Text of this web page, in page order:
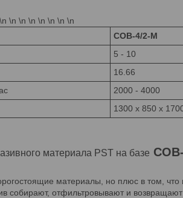
\n \n \n \n \n \n \n
СОВ-4/2-М
5 - 10
16.66
2000 - 4000
1300 х 850 х
материала PST на базе СОВ-
материалы, но плюс в том, что
собирают, отфильтровывают и